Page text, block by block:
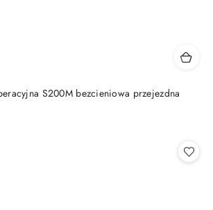
S200M bezcieniowa przejezdna